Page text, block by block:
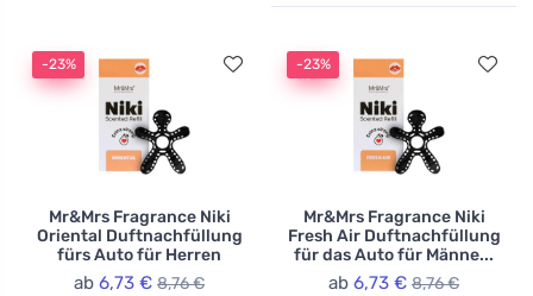
-23%
Mr&Mrs Fragrance Niki
Oriental Duftnachfüllung
fürs Auto für Herren
ab 6,73 € 8,76 €
-23%
Mr&Mrs Fragrance Niki
Fresh Air Duftnachfüllung
für das Auto für Männe...
ab 6,73 € 8,76 €